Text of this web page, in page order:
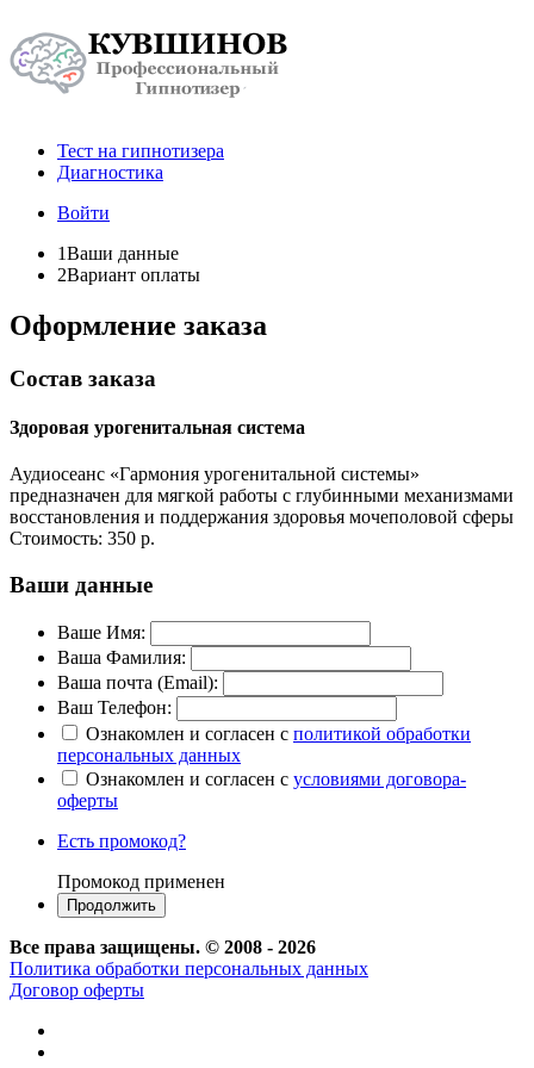
Тест на гипнотизера
Диагностика
Войти
1Ваши данные
2Вариант оплаты
Оформление заказа
Состав заказа
Здоровая урогенитальная система
Аудиосеанс «Гармония урогенитальной системы»
предназначен для мягкой работы с глубинными механизмами
восстановления и поддержания здоровья мочеполовой сферы
Стоимость: 350 р.
Ваши данные
Ваше Имя:
Ваша Фамилия:
Ваша почта (Email):
Ваш Телефон:
Ознакомлен и согласен с политикой обработки
персональных данных
Ознакомлен и согласен с условиями договора-
оферты
Есть промокод?
Промокод применен
Все права защищены. © 2008 - 2026
Политика обработки персональных данных
Договор оферты